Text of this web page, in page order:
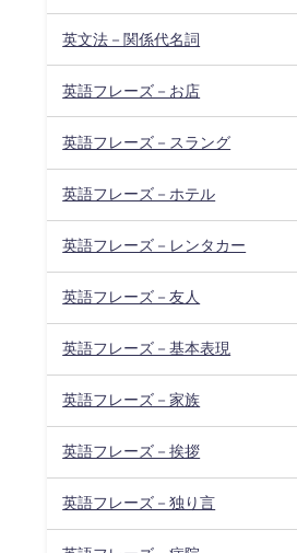
英文法－関係代名詞
英語フレーズ－お店
英語フレーズ－スラング
英語フレーズ－ホテル
英語フレーズ－レンタカー
英語フレーズ－友人
英語フレーズ－基本表現
英語フレーズ－家族
英語フレーズ－挨拶
英語フレーズ－独り言